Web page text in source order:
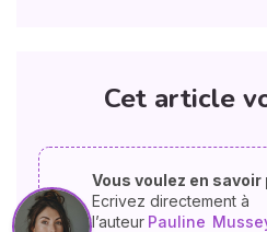
Cet article
Vous voulez en savoir
Ecrivez directement à
l’auteur Pauline